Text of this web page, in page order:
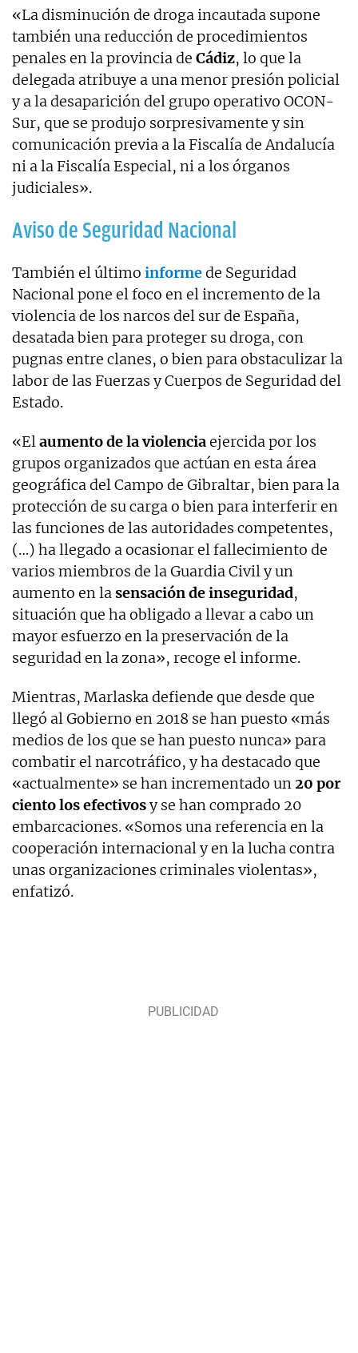
«La disminución de droga incautada supone
también una reducción de procedimientos
penales en la provincia de Cádiz, lo que la
delegada atribuye a una menor presión policial
y a la desaparición del grupo operativo OCON-
Sur, que se produjo sorpresivamente y sin
comunicación previa a la Fiscalía de Andalucía
ni a la Fiscalía Especial, ni a los órganos
judiciales».
Aviso de Seguridad Nacional
También el último informede Seguridad
Nacional pone el foco en el incremento de la
violencia de los narcos del sur de España,
desatada bien para proteger su droga, con
pugnas entre clanes, o bien para obstaculizar la
labor de las Fuerzas y Cuerpos de Seguridad del
Estado.
«Elaumento de la violenciaejercida por los
grupos organizados que actúan en esta área
geográfica del Campo de Gibraltar, bien para la
protección de su carga o bien para interferir en
las funciones de las autoridades competentes,
(…) ha llegado a ocasionar el fallecimiento de
varios miembros de la Guardia Civil y un
aumento en lasensación de inseguridad,
situación que ha obligado a llevar a cabo un
mayor esfuerzo en la preservación de la
seguridad en la zona», recoge el informe.
Mientras, Marlaska defiende que desde que
llegó al Gobierno en 2018 se han puesto «más
medios de los que se han puesto nunca» para
combatir el narcotráfico, y ha destacado que
«actualmente» se han incrementado un20 por
ciento los efectivosy se han comprado 20
embarcaciones. «Somos una referencia en la
cooperación internacional y en la lucha contra
unas organizaciones criminales violentas»,
enfatizó.